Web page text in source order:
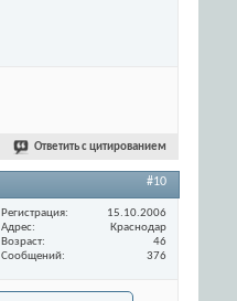
Ответить с цитированием
#10
Регистрация
15.10.2006
Адрес
Краснодар
Возраст
46
Сообщений
376